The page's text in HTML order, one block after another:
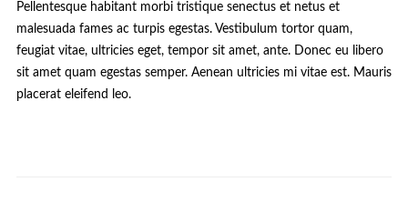
Pellentesque habitant morbi tristique senectus et netus et
malesuada fames ac turpis egestas. Vestibulum tortor quam,
feugiat vitae, ultricies eget, tempor sit amet, ante. Donec eu libero
sit amet quam egestas semper. Aenean ultricies mi vitae est. Mauris
placerat eleifend leo.